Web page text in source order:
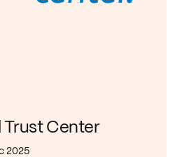
Trust Center
2025